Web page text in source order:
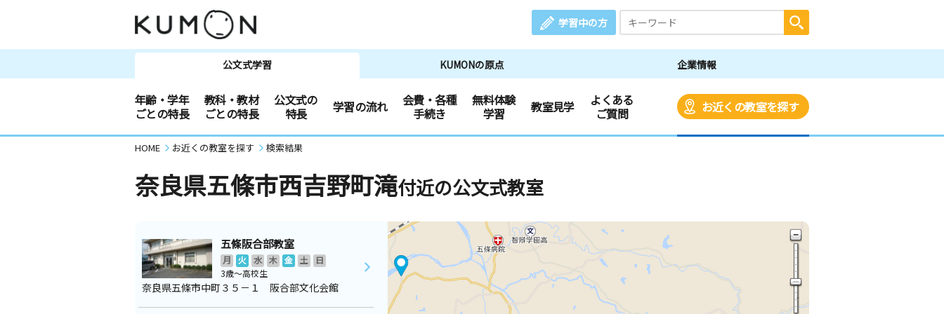
学習中の方
公文式学習 KUMONの原点 企業情報
年齢・学年
ごとの特長
教科・教材
ごとの特長
公文式の
特長
学習の流れ
会費・各種
手続き
無料体験
学習
教室見学
よくある
ご質問
お近くの教室を探す
HOME お近くの教室を探す 検索結果
奈良県五條市西吉野町滝付近の公文式教室
五條阪合部教室
月 火 水 木 金 土
日
3歳～高校生
奈良県五條市中町３５－１ 阪合部文化会館